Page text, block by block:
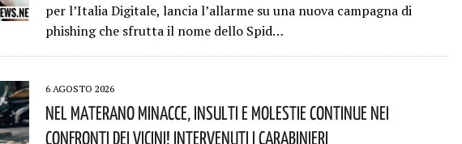
per l’Italia Digitale, lancia l’allarme su una nuova campagna di
phishing che sfrutta il nome dello Spid…
6 AGOSTO 2026
Nel Materano Minacce, Insulti E Molestie Continue Nei
Confronti Dei Vicini! Intervenuti I Carabinieri